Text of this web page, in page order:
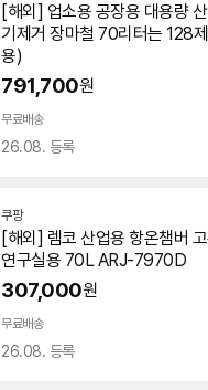
[해외] 업소용 공장용 대용량
기제거 장마철 70리터는 128
용)
791,700원
무료배송
26.08. 등록
쿠팡
[해외] 렘코 산업용 항온챔버
연구실용 70L ARJ-7970D
307,000원
무료배송
26.08. 등록